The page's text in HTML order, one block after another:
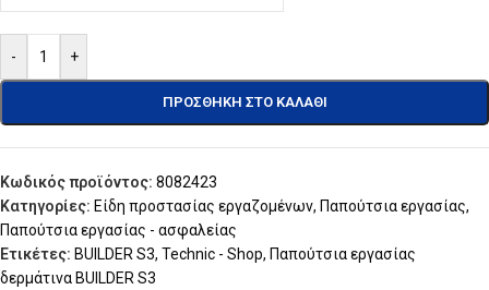
- +
ΠΡΟΣΘΉΚΗ ΣΤΟ ΚΑΛΆΘΙ
Κωδικός προϊόντος: 8082423
Κατηγορίες: Είδη προστασίας εργαζομένων, Παπούτσια εργασίας,
Παπούτσια εργασίας - ασφαλείας
Ετικέτες: BUILDER S3, Technic - Shop, Παπούτσια εργασίας
δερμάτινα BUILDER S3